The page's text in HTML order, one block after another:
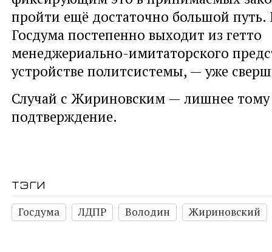
пройти ещё достаточно большой путь.
Госдума постепенно выходит из гетто
менеджериально-имитаторского
устройстве политсистемы, — уже
Случай с Жириновским — лишнее тому
подтверждение.
тэги
Госдума ЛДПР Володин Жириновский